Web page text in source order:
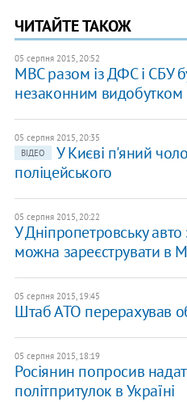
ЧИТАЙТЕ ТАКОЖ
05 серпня 2015, 20:52
МВС разом із ДФС і СБУ
незаконним
05 серпня 2015, 20:35
ВІДЕО
У Києві п'яний
поліцейського
05 серпня 2015, 20:22
У Дніпропетровську
можна зареєструвати в
05 серпня 2015, 19:45
Штаб АТО перерахував
05 серпня 2015, 18:19
Росіянин попросив
політпритулок в Україні